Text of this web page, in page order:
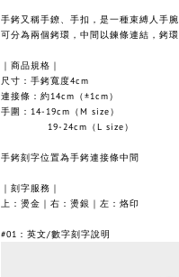
手銬又稱手鐐、手扣，是一種束縛人手腕
可分為兩個銬環，中間以鍊條連結，銬
｜ 商品規格｜
尺寸：手銬寬度4cm
連接條：約14cm（±1cm）
手圍：14-19cm（M size）
19-24cm（L size）
手銬刻字位置為手銬連接條中間
｜刻字服務｜
上：燙金｜右：燙銀｜左：烙印
#01：英文/數字刻字說明